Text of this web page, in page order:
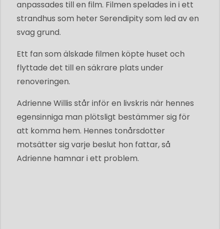
anpassades till en film. Filmen spelades in i ett
strandhus som heter Serendipity som led av en
svag grund.
Ett fan som älskade filmen köpte huset och
flyttade det till en säkrare plats under
renoveringen.
Adrienne Willis står inför en livskris när hennes
egensinniga man plötsligt bestämmer sig för
att komma hem. Hennes tonårsdotter
motsätter sig varje beslut hon fattar, så
Adrienne hamnar i ett problem.